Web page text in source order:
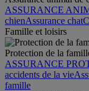
ASSURANCE
chienAssurance chat
Famille et loisirs
Protection de la
ASSURANCE
accidents de la vie
famille